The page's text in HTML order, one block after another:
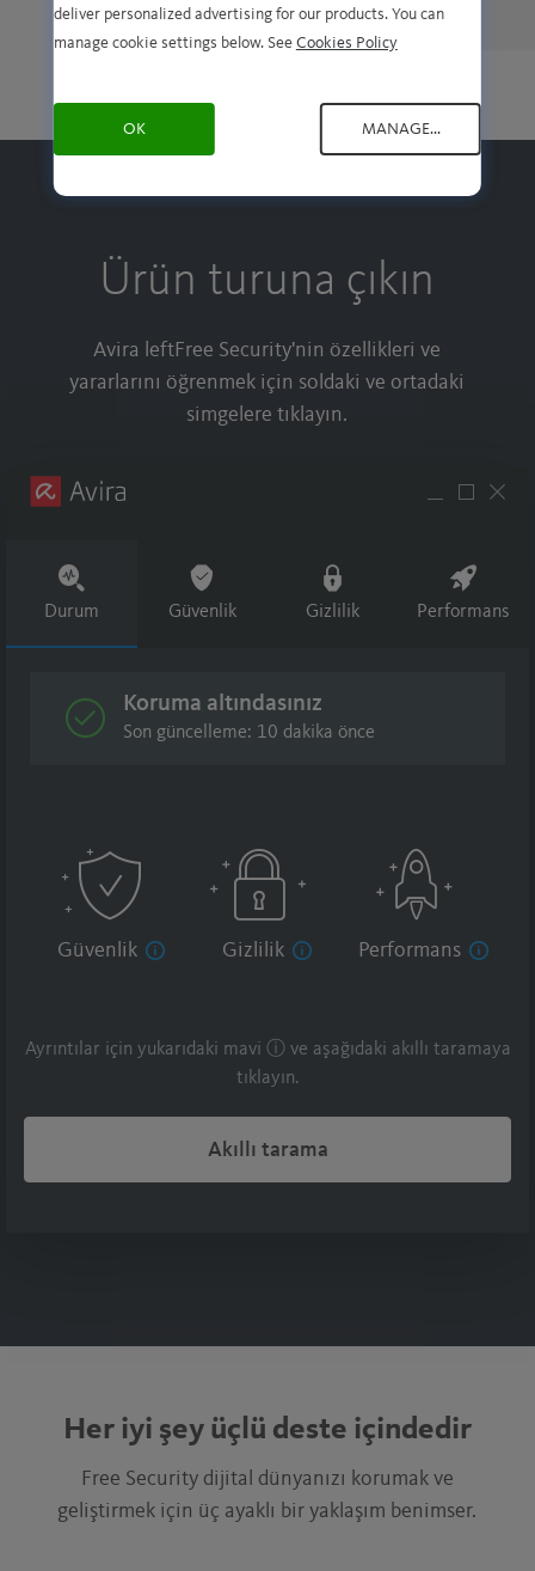
stars
Ürün turuna çıkın
Avira leftFree Security'nin özellikleri ve
yararlarını öğrenmek için soldaki ve ortadaki
simgelere tıklayın.
Durum Güvenlik Gizlilik Performans
Koruma altındasınız
Son güncelleme: 10 dakika önce
Güvenlik Gizlilik Performans
Ayrıntılar için yukarıdaki mavi ⓘ ve aşağıdaki akıllı taramaya
tıklayın.
Akıllı tarama
Her iyi şey üçlü deste içindedir
Free Security dijital dünyanızı korumak ve
geliştirmek için üç ayaklı bir yaklaşım benimser.
deliver personalized advertising for our products. You can
manage cookie settings below. See Cookies Policy
OK MANAGE...